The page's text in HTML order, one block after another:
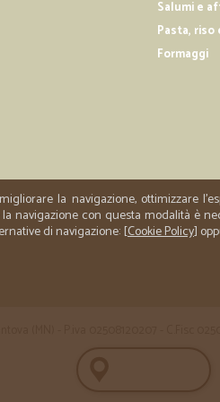
cereali,
tutto
Salumi e
Pasta, riso
Formaggi
la navigazione, ottimizzare
navigazione con questa modalità è
di navigazione: [Cookie Policy]